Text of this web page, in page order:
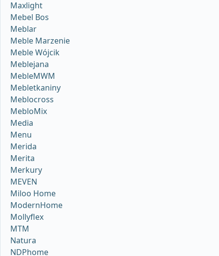
Maxlight
Mebel Bos
Meblar
Meble Marzenie
Meble Wójcik
Meblejana
MebleMWM
Mebletkaniny
Meblocross
MebloMix
Media
Menu
Merida
Merita
Merkury
MEVEN
Miloo Home
ModernHome
Mollyflex
MTM
Natura
NDPhome